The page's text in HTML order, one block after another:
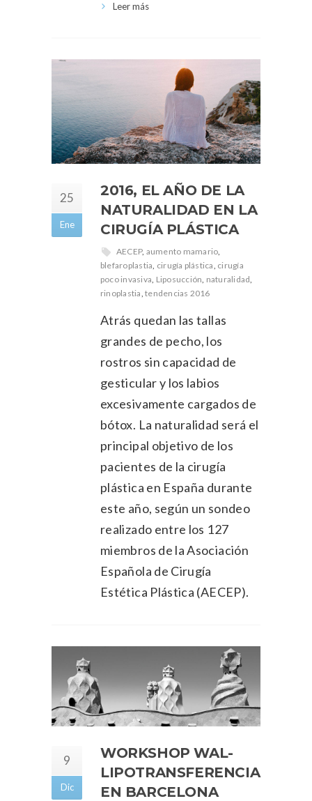
Leer más
25
Ene
2016, EL AÑO DE LA
NATURALIDAD EN LA
CIRUGÍA PLÁSTICA
AECEP, aumento mamario
blefaroplastia cirugía plástica cirugía
poco invasiva Liposucción naturalidad
rinoplastia ,tendencias 2016
Atrás quedan las tallas
grandes de pecho, los
rostros sin capacidad de
gesticular y los labios
excesivamente cargados de
bótox. La naturalidad será el
principal objetivo de los
pacientes de la cirugía
plástica en España durante
este año, según un sondeo
realizado entre los 127
miembros de la Asociación
Española de Cirugía
Estética Plástica (AECEP).
9
Dic
WORKSHOP WAL-
LIPOTRANSFERENCIA
EN BARCELONA